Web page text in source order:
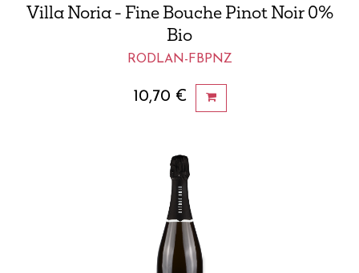
Villa Noria - Fine Bouche Pinot Noir 0%
Bio
RODLAN-FBPNZ
10,70 €